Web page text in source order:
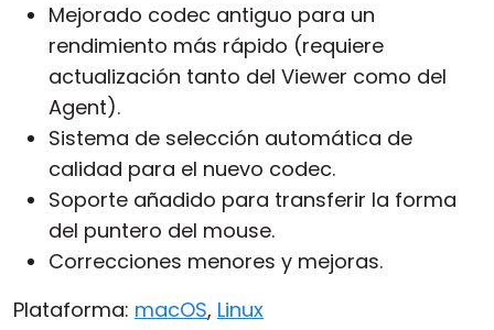
Mejorado codec antiguo para un
rendimiento más rápido (requiere
actualización tanto del Viewer como del
Agent).
Sistema de selección automática de
calidad para el nuevo codec.
Soporte añadido para transferir la forma
del puntero del mouse.
Correcciones menores y mejoras.
Plataforma: macOS, Linux